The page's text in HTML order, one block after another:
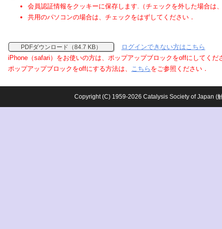
会員認証情報をクッキーに保存します.（チェックを外した場合は
共用のパソコンの場合は、チェックをはずしてください．
PDFダウンロード（84.7 KB）
ログインできない方はこちら
iPhone（safari）をお使いの方は、ポップアップブロックをoffにしてくだ
ポップアップブロックをoffにする方法は、 こちら をご参照ください．
Copyright (C) 1959-2026 Catalysis Society of Japan (